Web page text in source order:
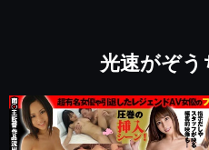
光速がぞう